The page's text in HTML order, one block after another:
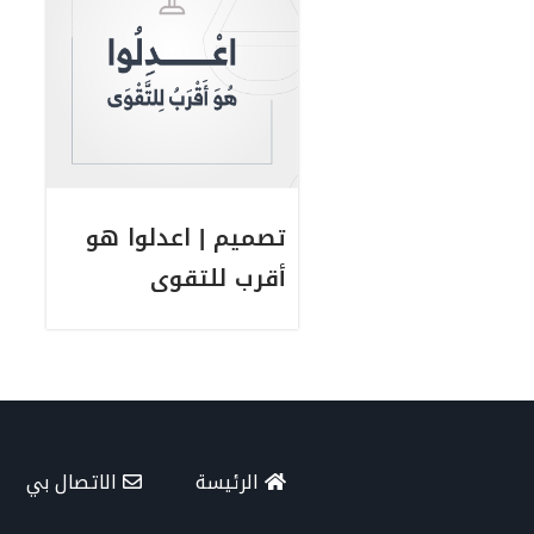
تصميم | اعدلوا هو
أقرب للتقوى
الرئيسة الاتصال بي